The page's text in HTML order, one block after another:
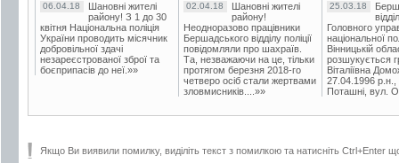
06.04.18
Шановні жителі
району! З 1 до 30
квітня Національна поліція
України проводить місячник
добровільної здачі
незареєстрованої зброї та
боєприпасів до неї.»»
02.04.18
Шановні жителі
району!
Неодноразово працівники
Бершадського відділу поліції
повідомляли про шахраїв.
Та, незважаючи на це, тільки
протягом березня 2018-го
четверо осіб стали жертвами
зловмисників....»»
25.03.18
Головного
національної
Вінницькій
розшукується
Віталіївна
27.04.1996 р.н.,
Поташні, вул.
Якщо Ви виявили помилку, виділіть текст з помилкою та натисніть Ctrl+Enter